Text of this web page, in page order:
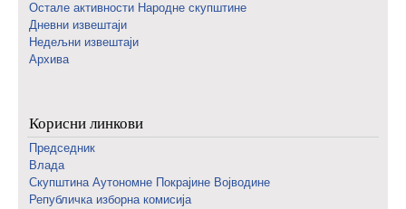
Oстале активности Народне скупштине
Дневни извештаји
Недељни извештаји
Архива
Корисни линкови
Председник
Влада
Скупштина Аутономне Покрајине Војводине
Републичка изборна комисија